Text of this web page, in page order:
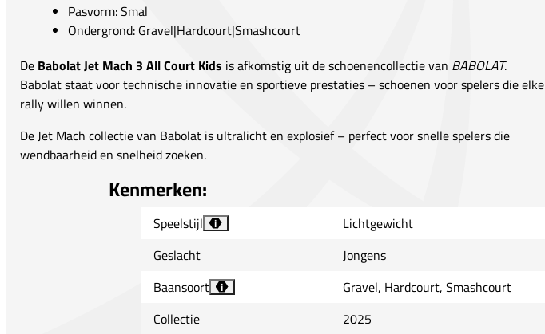
Pasvorm: Smal
Ondergrond: Gravel|Hardcourt|Smashcourt
De Babolat Jet Mach 3 All Court Kids is afkomstig uit de schoenencollectie van BABOLAT.
Babolat staat voor technische innovatie en sportieve prestaties – schoenen voor spelers die elke
rally willen winnen.
De Jet Mach collectie van Babolat is ultralicht en explosief – perfect voor snelle spelers die
wendbaarheid en snelheid zoeken.
Kenmerken:
Speelstijl i
Lichtgewicht
Geslacht
Jongens
Baansoort
i
Gravel, Hardcourt, Smashcourt
Collectie
2025